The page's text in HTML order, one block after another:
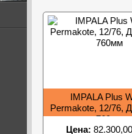
IMPALA Plus
Permakote, 12/76,
760мм
Цена: